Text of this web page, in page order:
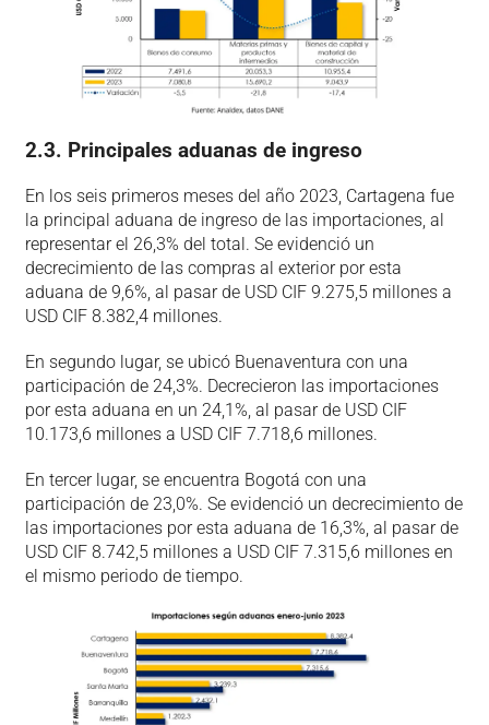
2.3. Principales aduanas de ingreso
En los seis primeros meses del año 2023, Cartagena fue
la principal aduana de ingreso de las importaciones, al
representar el 26,3% del total. Se evidenció un
decrecimiento de las compras al exterior por esta
aduana de 9,6%, al pasar de USD CIF 9.275,5 millones a
USD CIF 8.382,4 millones.
En segundo lugar, se ubicó Buenaventura con una
participación de 24,3%. Decrecieron las importaciones
por esta aduana en un 24,1%, al pasar de USD CIF
10.173,6 millones a USD CIF 7.718,6 millones.
En tercer lugar, se encuentra Bogotá con una
participación de 23,0%. Se evidenció un decrecimiento de
las importaciones por esta aduana de 16,3%, al pasar de
USD CIF 8.742,5 millones a USD CIF 7.315,6 millones en
el mismo periodo de tiempo.